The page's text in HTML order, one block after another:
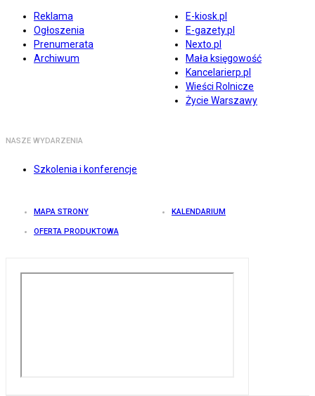
Reklama
Ogłoszenia
Prenumerata
Archiwum
E-kiosk.pl
E-gazety.pl
Nexto.pl
Mała księgowość
Kancelarierp.pl
Wieści Rolnicze
Życie Warszawy
NASZE WYDARZENIA
Szkolenia i konferencje
MAPA STRONY KALENDARIUM
OFERTA PRODUKTOWA